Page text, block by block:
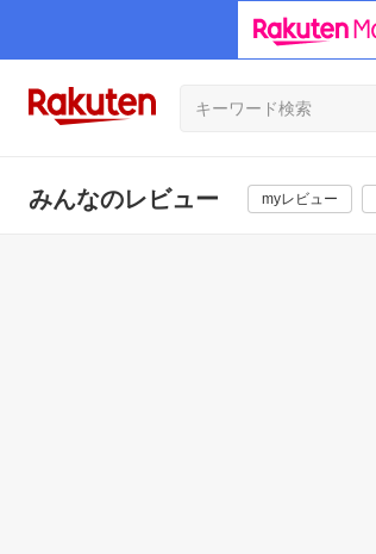
みんなのレビュー myレビュー